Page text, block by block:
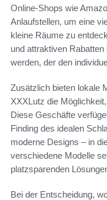
Online-Shops wie
Anlaufstellen, um eine
kleine Räume zu
und attraktiven
werden, der den
Zusätzlich bieten lokale
XXXLutz die
Diese Geschäfte
Finding des idealen
moderne Designs – in
verschiedene Modelle
platzsparenden
Bei der Entscheidung,